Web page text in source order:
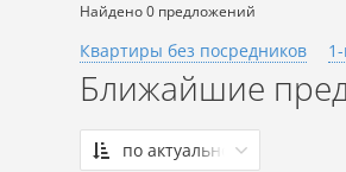
Найдено 0 предложений
Квартиры без посредников
Ближайшие
по актуальности